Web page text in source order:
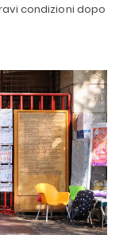
condizioni dopo